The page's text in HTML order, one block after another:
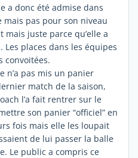
a donc été admise dans
mais pas pour son niveau
mais juste parce qu’elle a
places dans les équipes
convoitées.
n’a pas mis un panier
match de la saison,
l’a fait rentrer sur le
son panier “officiel” en
fois mais elle les loupait
de lui passer la balle
Le public a compris ce